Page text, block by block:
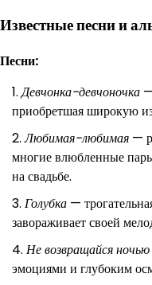
Известные песни и
Песни:
Девчонка-девчоночка
приобретшая широкую
Любимая-любимая —
многие влюбленные
на свадьбе.
Голубка —
завораживает своей
Не возвращайся ночью
эмоциями и глубоким